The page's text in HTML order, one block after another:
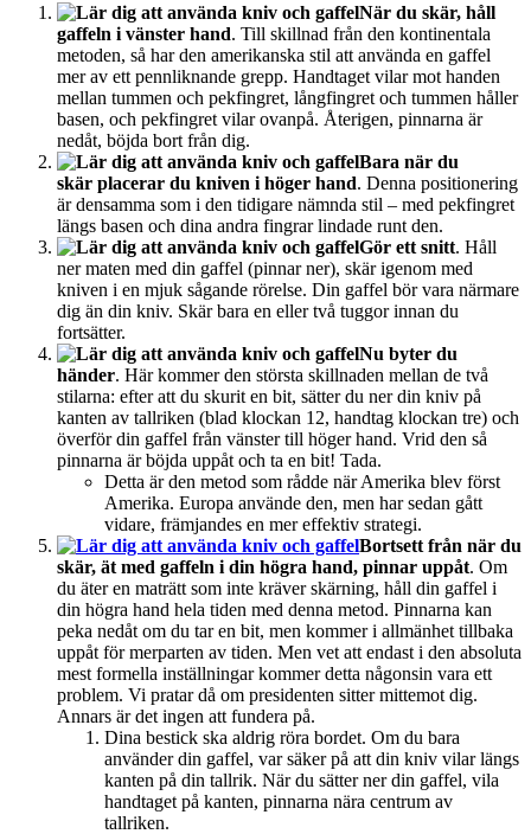
När du skär, håll
gaffeln i vänster hand. Till skillnad från den kontinentala
metoden, så har den amerikanska stil att använda en gaffel
mer av ett pennliknande grepp. Handtaget vilar mot handen
mellan tummen och pekfingret, långfingret och tummen håller
basen, och pekfingret vilar ovanpå. Återigen, pinnarna är
nedåt, böjda bort från dig.
Bara när du
skär placerar du kniven i höger hand. Denna positionering
är densamma som i den tidigare nämnda stil – med pekfingret
längs basen och dina andra fingrar lindade runt den.
Gör ett snitt. Håll
ner maten med din gaffel (pinnar ner), skär igenom med
kniven i en mjuk sågande rörelse. Din gaffel bör vara närmare
dig än din kniv. Skär bara en eller två tuggor innan du
fortsätter.
Nu byter du
händer. Här kommer den största skillnaden mellan de två
stilarna: efter att du skurit en bit, sätter du ner din kniv på
kanten av tallriken (blad klockan 12, handtag klockan tre) och
överför din gaffel från vänster till höger hand. Vrid den så
pinnarna är böjda uppåt och ta en bit! Tada.
Detta är den metod som rådde när Amerika blev först
Amerika. Europa använde den, men har sedan gått
vidare, främjandes en mer effektiv strategi.
Bortsett från när du
skär, ät med gaffeln i din högra hand, pinnar uppåt. Om
du äter en maträtt som inte kräver skärning, håll din gaffel i
din högra hand hela tiden med denna metod. Pinnarna kan
peka nedåt om du tar en bit, men kommer i allmänhet tillbaka
uppåt för merparten av tiden. Men vet att endast i den absoluta
mest formella inställningar kommer detta någonsin vara ett
problem. Vi pratar då om presidenten sitter mittemot dig.
Annars är det ingen att fundera på.
Dina bestick ska aldrig röra bordet. Om du bara
använder din gaffel, var säker på att din kniv vilar längs
kanten på din tallrik. När du sätter ner din gaffel, vila
handtaget på kanten, pinnarna nära centrum av
tallriken.